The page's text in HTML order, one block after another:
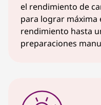
el rendimiento de
para lograr máxima
rendimiento hasta
preparaciones